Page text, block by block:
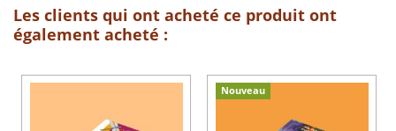
Les clients qui ont acheté ce produit ont
également acheté :
Nouveau